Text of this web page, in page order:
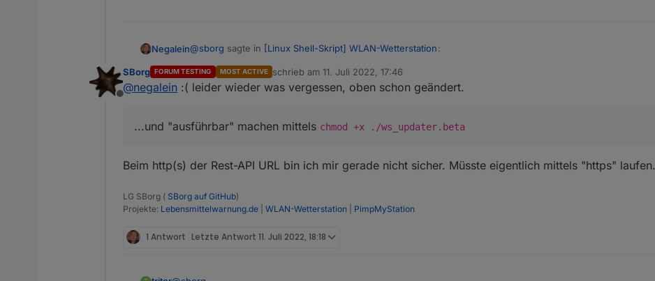
Negalein@sborg sagte in [Linux Shell-Skript] WLAN-Wetterstation:
oder jetzt damit mal anfangen wollen...
irgendwas passt bei mir noch nicht
-bash: ./ws_updater.beta: Datei oder Verzeichnis nicht gefunden
Offline
SBorg FORUM TESTING MOST ACTIVE schrieb am11. Juli 2022, 17:46
zuletzt editiert von
@negalein :( leider wieder was vergessen, oben schon geändert.
...und "ausführbar" machen mittels chmod +x ./ws_updater.beta
Beim http(s) der Rest-API URL bin ich mir gerade nicht sicher. Müsste eigentlich mittels "https" laufen.
LG SBorg ( SBorg auf GitHub)
Projekte: Lebensmittelwarnung.de WLAN-Wetterstation PimpMyStation
1 Antwort Letzte Antwort 11. Juli 2022, 18:18